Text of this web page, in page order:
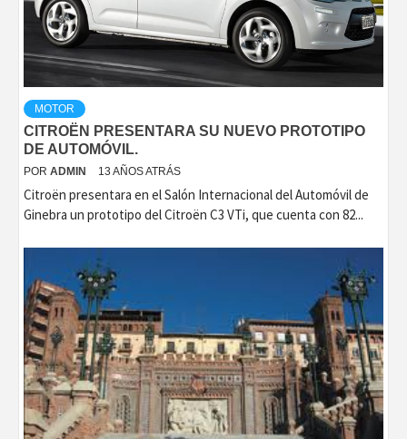
MOTOR
CITROËN PRESENTARA SU NUEVO PROTOTIPO
DE AUTOMÓVIL.
POR ADMIN 13 AÑOS ATRÁS
Citroën presentara en el Salón Internacional del Automóvil de
Ginebra un prototipo del Citroën C3 VTi, que cuenta con 82...